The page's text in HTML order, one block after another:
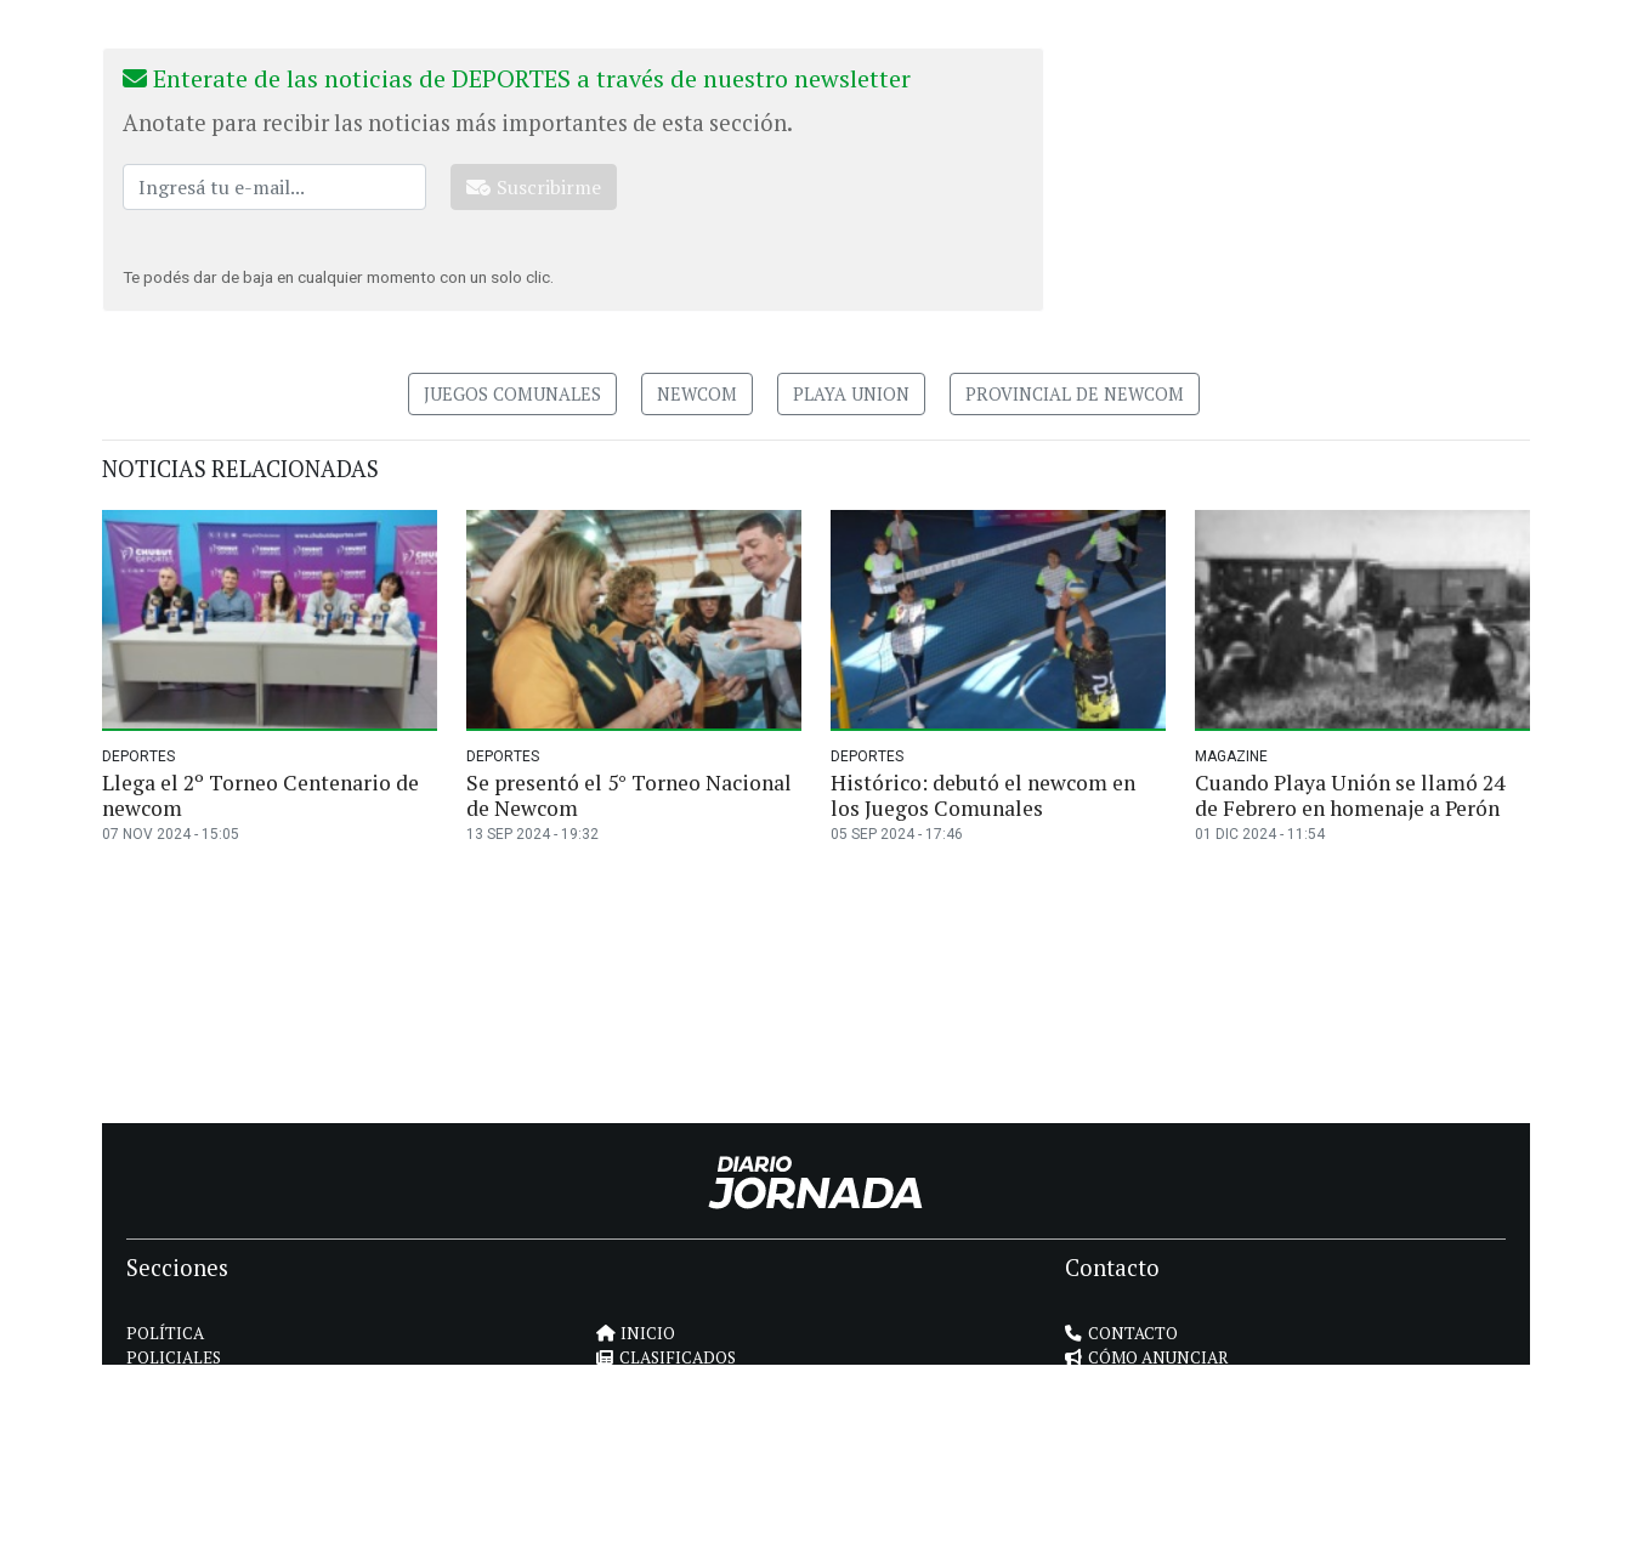
Enterate de las noticias de DEPORTES a través de nuestro newsletter
Anotate para recibir las noticias más importantes de esta sección.
Suscribirme
Te podés dar de baja en cualquier momento con un solo clic.
JUEGOS COMUNALES NEWCOM PLAYA UNION PROVINCIAL DE NEWCOM
NOTICIAS RELACIONADAS
DEPORTES
Llega el 2º Torneo Centenario de
newcom
07 NOV 2024 - 15:05
DEPORTES
Se presentó el 5° Torneo Nacional
de Newcom
13 SEP 2024 - 19:32
DEPORTES
Histórico: debutó el newcom en
los Juegos Comunales
05 SEP 2024 - 17:46
MAGAZINE
Cuando Playa Unión se llamó 24
de Febrero en homenaje a Perón
01 DIC 2024 - 11:54
Secciones
POLÍTICA
POLICIALES
INICIO
CLASIFICADOS
Contacto
CONTACTO
CÓMO ANUNCIAR